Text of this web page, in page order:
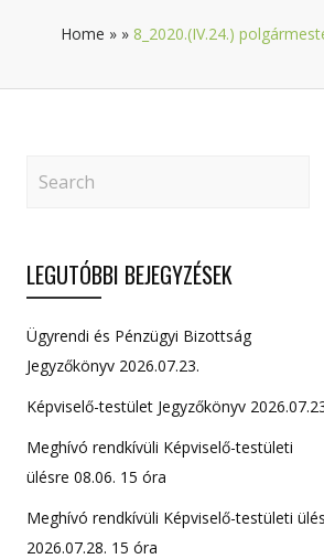
Home » » 8_2020.(IV.24.)
LEGUTÓBBI BEJEGYZÉSEK
Ügyrendi és Pénzügyi Bizottság
Jegyzőkönyv 2026.07.23.
Képviselő-testület Jegyzőkönyv
Meghívó rendkívüli Képviselő-testületi
ülésre 08.06. 15 óra
Meghívó rendkívüli Képviselő-testületi ülés
2026.07.28. 15 óra